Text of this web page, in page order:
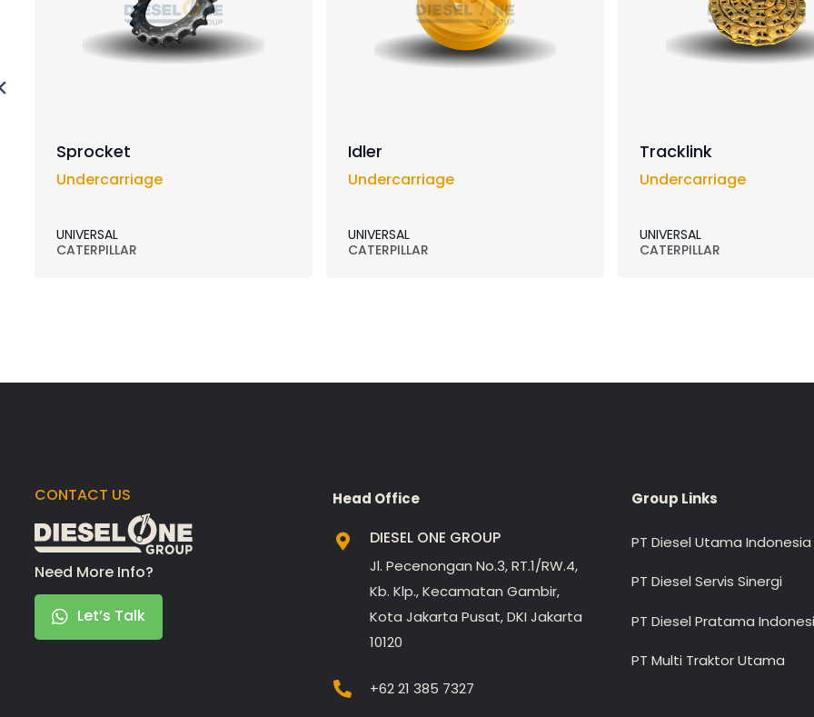
Sprocket
Undercarriage
UNIVERSAL
CATERPILLAR
Idler
Undercarriage
UNIVERSAL
CATERPILLAR
Tracklink
Undercarriage
UNIVERSAL
CATERPILLAR
CONTACT US
Need More Info?
Let’s Talk
Head Office
DIESEL ONE GROUP
Jl. Pecenongan No.3, RT.1/RW.4,
Kb. Klp., Kecamatan Gambir,
Kota Jakarta Pusat, DKI Jakarta
10120
+62 21 385 7327
Group Links
PT Diesel Utama Indonesia
PT Diesel Servis Sinergi
PT Diesel Pratama
PT Multi Traktor Utama